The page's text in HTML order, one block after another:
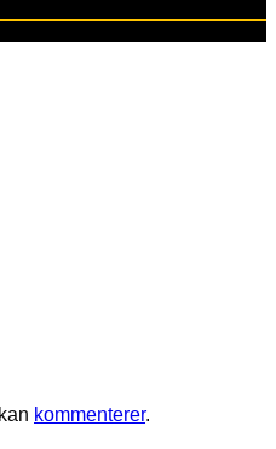
kommenterer.